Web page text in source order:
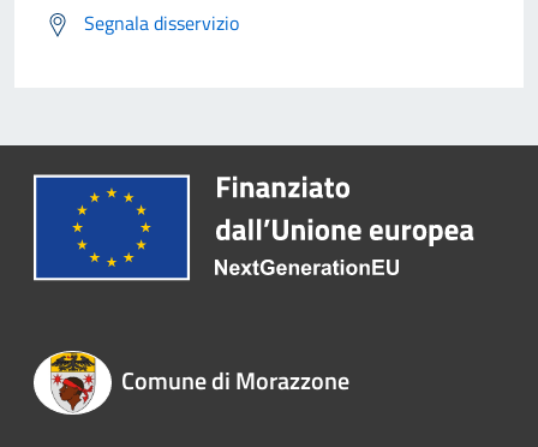
Segnala disservizio
Comune di Morazzone